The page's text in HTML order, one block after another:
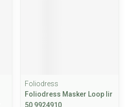
Foliodress
Foliodress Masker Loop Iir
50 9924910